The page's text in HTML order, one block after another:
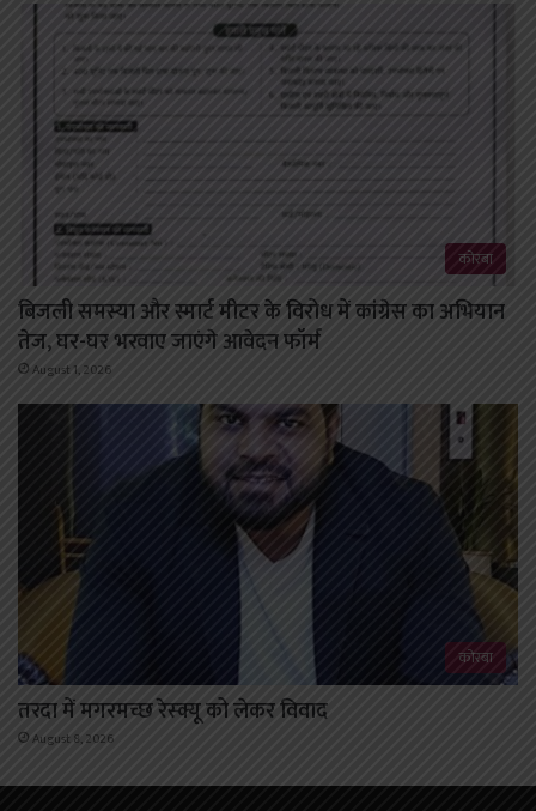
कोरबा
बिजली समस्या और स्मार्ट मीटर के विरोध में कांग्रेस का अभियान
तेज, घर-घर भरवाए जाएंगे आवेदन फॉर्म
August 1, 2026
कोरबा
तरदा में मगरमच्छ रेस्क्यू को लेकर विवाद
August 8, 2026